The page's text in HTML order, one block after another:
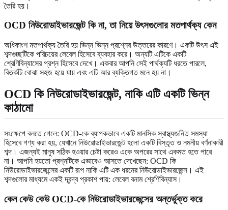
তৈরি হয়।
OCD নিউরোডাইভারজেন্ট কি না, তা নিয়ে উৎসগুলোর মতপার্থক্য কেন
অধিকাংশ মতপার্থক্য তৈরি হয় ভিন্ন ভিন্ন প্রশ্নের উত্তরের কারণে। একটি উৎস এই
শব্দগুচ্ছটিকে পরিচয়ের লেবেল হিসেবে ব্যবহার করে। অন্যটি এটিকে একটি
শ্রেণিবিন্যাসের প্রশ্ন হিসেবে দেখে। একবার আপনি সেই পার্থক্যটি ধরতে পারলে,
বিতর্কটি বোঝা সহজ হয়ে যায় এবং এটি আর ব্যক্তিগত মনে হয় না।
OCD কি নিউরোডাইভারজেন্ট, নাকি এটি একটি ভিন্ন
কাঠামো
সংক্ষেপে বলতে গেলে: OCD-কে ব্যাপকভাবে একটি মানসিক স্বাস্থ্যজনিত সমস্যা
হিসেবে গণ্য করা হয়, যেখানে নিউরোডাইভারজেন্ট হলো একটি বিস্তৃত ও নমনীয় বর্ণনাকারী
শব্দ। এজন্যই মানুষ সঠিক হওয়ার চেষ্টা করেও একে অপরের সাথে একমত হতে পারে
না। আপনি হয়তো প্রশ্নটিকে এভাবেও আসতে দেখেছেন: OCD কি
নিউরোডাইভারজেন্সের একটি রূপ নাকি এটি এক ধরনের নিউরোডাইভারজেন্স। এই
শব্দগুলোর মাধ্যমে একই দ্বন্দ্ব প্রকাশ পায়: লেবেল বনাম শ্রেণিবিন্যাস।
কেন কেউ কেউ OCD-কে নিউরোডাইভারজেন্সের অন্তর্ভুক্ত করে